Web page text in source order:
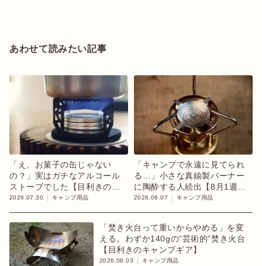
あわせて読みたい記事
「え、お菓子の缶じゃない
の？」実はガチなアルコール
ストーブでした【目利きのキ
ャンプギア】
2026.07.30 キャンプ用品
「キャンプで永遠に見てられ
る…」小さな真鍮製バーナー
に陶酔する人続出【8月1週ラ
ンキング】
2026.08.07 キャンプ用品
「焚き火台って重いからやめる」を変
える。わずか140gの“芸術的”焚き火台
【目利きのキャンプギア】
2026.08.03 キャンプ用品